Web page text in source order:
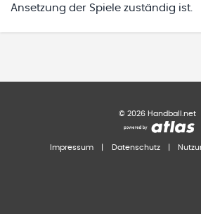
Ansetzung der Spiele zuständig ist.
© 2026 Handball.net
Impressum Datenschutz